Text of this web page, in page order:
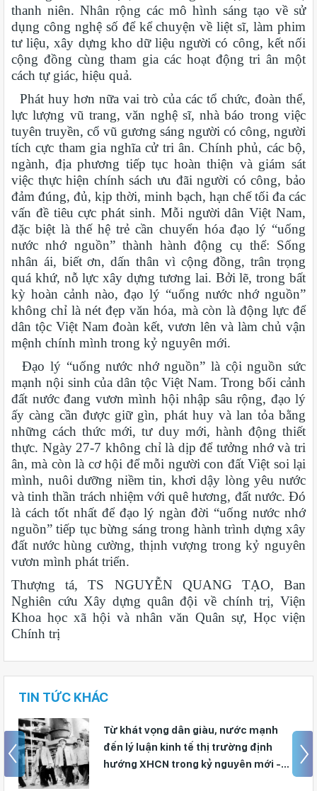
thanh niên. Nhân rộng các mô hình sáng tạo về sử
dụng công nghệ số để kể chuyện về liệt sĩ, làm phim
tư liệu, xây dựng kho dữ liệu người có công, kết nối
cộng đồng cùng tham gia các hoạt động tri ân một
cách tự giác, hiệu quả.
Phát huy hơn nữa vai trò của các tổ chức, đoàn thể,
lực lượng vũ trang, văn nghệ sĩ, nhà báo trong việc
tuyên truyền, cổ vũ gương sáng người có công, người
tích cực tham gia nghĩa cử tri ân. Chính phủ, các bộ,
ngành, địa phương tiếp tục hoàn thiện và giám sát
việc thực hiện chính sách ưu đãi người có công, bảo
đảm đúng, đủ, kịp thời, minh bạch, hạn chế tối đa các
vấn đề tiêu cực phát sinh. Mỗi người dân Việt Nam,
đặc biệt là thế hệ trẻ cần chuyển hóa đạo lý “uống
nước nhớ nguồn” thành hành động cụ thể: Sống
nhân ái, biết ơn, dấn thân vì cộng đồng, trân trọng
quá khứ, nỗ lực xây dựng tương lai. Bởi lẽ, trong bất
kỳ hoàn cảnh nào, đạo lý “uống nước nhớ nguồn”
không chỉ là nét đẹp văn hóa, mà còn là động lực để
dân tộc Việt Nam đoàn kết, vươn lên và làm chủ vận
mệnh chính mình trong kỷ nguyên mới.
Đạo lý “uống nước nhớ nguồn” là cội nguồn sức
mạnh nội sinh của dân tộc Việt Nam. Trong bối cảnh
đất nước đang vươn mình hội nhập sâu rộng, đạo lý
ấy càng cần được giữ gìn, phát huy và lan tỏa bằng
những cách thức mới, tư duy mới, hành động thiết
thực. Ngày 27-7 không chỉ là dịp để tưởng nhớ và tri
ân, mà còn là cơ hội để mỗi người con đất Việt soi lại
mình, nuôi dưỡng niềm tin, khơi dậy lòng yêu nước
và tinh thần trách nhiệm với quê hương, đất nước. Đó
là cách tốt nhất để đạo lý ngàn đời “uống nước nhớ
nguồn” tiếp tục bừng sáng trong hành trình dựng xây
đất nước hùng cường, thịnh vượng trong kỷ nguyên
vươn mình phát triển.
Thượng tá, TS NGUYỄN QUANG TẠO, Ban
Nghiên cứu Xây dựng quân đội về chính trị, Viện
Khoa học xã hội và nhân văn Quân sự, Học viện
Chính trị
TIN TỨC KHÁC
Từ khát vọng dân giàu, nước mạnh
đến lý luận kinh tế thị trường định
hướng XHCN trong kỷ nguyên mới -